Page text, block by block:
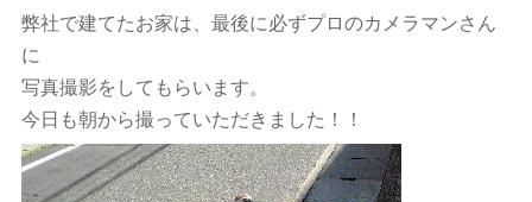
弊社で建てたお家は、最後に必ずプロのカメラマンさん
に
写真撮影をしてもらいます。
今日も朝から撮っていただきました！！